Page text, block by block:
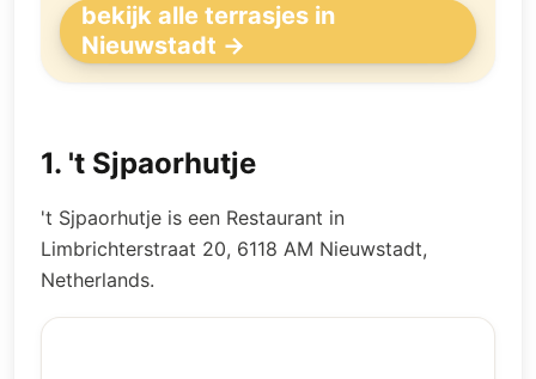
bekijk alle terrasjes in
Nieuwstadt →
1. 't Sjpaorhutje
't Sjpaorhutje is een Restaurant in
Limbrichterstraat 20, 6118 AM Nieuwstadt,
Netherlands.